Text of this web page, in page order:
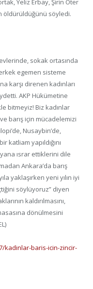
Yeliz Erbay, Şirin Öter
öldürüldüğünü söyledi.
sokak ortasında
egemen sisteme
karşı direnen kadınları
AKP Hükümetine
bitmeyiz! Biz kadınlar
barış için mücadelemizi
Nusaybin’de,
katliam yapıldığını
ısrar ettiklerini dile
Ankara’da barış
yaklaşırken yeni yılın iyi
söylüyoruz” diyen
kaldırılmasını,
dönülmesini
kadinlar-baris-icin-zincir-